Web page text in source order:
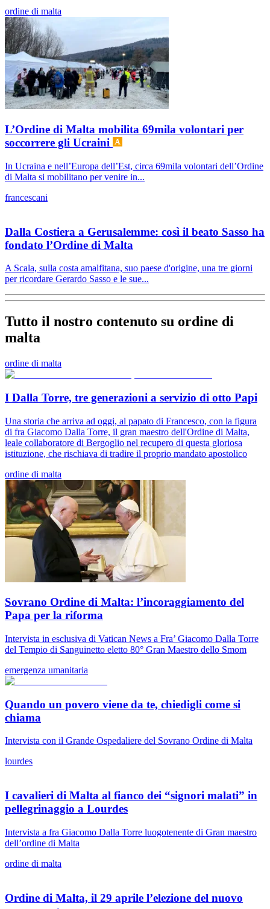
ordine di malta
L’Ordine di Malta mobilita 69mila volontari per
soccorrere gli Ucraini
In Ucraina e nell’Europa dell’Est, circa 69mila volontari dell’Ordine
di Malta si mobilitano per venire in...
francescani
Dalla Costiera a Gerusalemme: così il beato Sasso ha
fondato l’Ordine di Malta
A Scala, sulla costa amalfitana, suo paese d'origine, una tre giorni
per ricordare Gerardo Sasso e le sue...
Tutto il nostro contenuto su ordine di
malta
ordine di malta
I Dalla Torre, tre generazioni a servizio di otto Papi
Una storia che arriva ad oggi, al papato di Francesco, con la figura
di fra Giacomo Dalla Torre, il gran maestro dell'Ordine di Malta,
leale collaboratore di Bergoglio nel recupero di questa gloriosa
istituzione, che rischiava di tradire il proprio mandato apostolico
ordine di malta
Sovrano Ordine di Malta: l’incoraggiamento del
Papa per la riforma
Intervista in esclusiva di Vatican News a Fra’ Giacomo Dalla Torre
del Tempio di Sanguinetto eletto 80° Gran Maestro dello Smom
emergenza umanitaria
Quando un povero viene da te, chiedigli come si
chiama
Intervista con il Grande Ospedaliere del Sovrano Ordine di Malta
lourdes
I cavalieri di Malta al fianco dei “signori malati” in
pellegrinaggio a Lourdes
Intervista a fra Giacomo Dalla Torre luogotenente di Gran maestro
dell’ordine di Malta
ordine di malta
Ordine di Malta, il 29 aprile l’elezione del nuovo